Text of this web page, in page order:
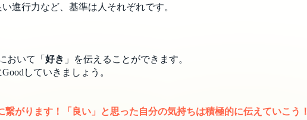
進行力など、基準は人それぞれです。
おいて「 好き 」を伝えることができます。
していきましょう。
がります！「良い」と思った自分の気持ちは積極的に伝えていこう！